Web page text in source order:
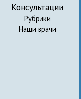
Консультации
Рубрики
Наши врачи